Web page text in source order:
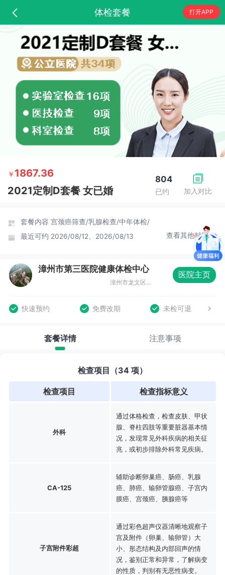
体检套餐 打开APP
加入对比
804
已约
￥ 1867.36
2021定制D套餐 女已婚
套餐内容 宫颈癌筛查/乳腺检查/中年体检/
最近可约 2026/08/12、2026/08/13 查看其他时间
漳州市第三医院健康体检中心
漳州市龙文区迎宾大道5号
医院主页
快速预约 免费改期 未检可退
套餐详情 注意事项
检查项目（34 项）
检查项目 检查指标意义
外科
通过体格检查，检查皮肤、甲状
腺、脊柱四肢等重要脏器基本情
况，发现常见外科疾病的相关征
兆，或初步排除外科常见疾病。
CA-125
辅助诊断卵巢癌、肠癌、乳腺
癌、肺癌、输卵管腺癌、子宫内
膜癌、宫颈癌、胰腺癌等
子宫附件彩超
通过彩色超声仪器清晰地观察子
宫及附件（卵巢、输卵管）大
小、形态结构及内部回声的情
况，鉴别正常和异常，了解病变
的性质，判别有无恶性病变。